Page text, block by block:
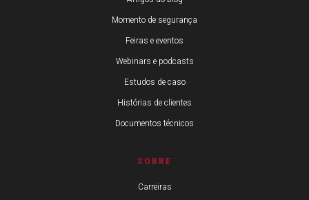
Momento de segurança
Feiras e eventos
Webinars e podcasts
Estudos de caso
Histórias de clientes
Documentos técnicos
SOBRE
Carreiras